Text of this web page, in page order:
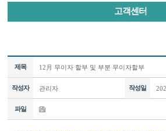
고객센터
제목 12月 무이자 할부 및 부분 무이자할부
작성자 관리자 작성일
파일